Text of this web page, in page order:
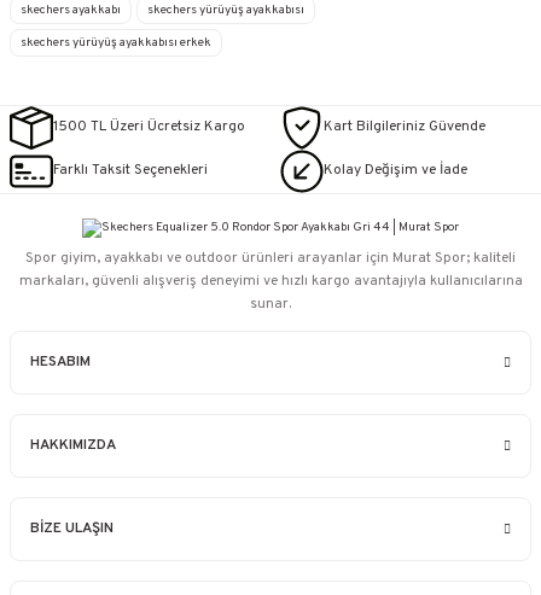
skechers ayakkabı skechers yürüyüş ayakkabısı
skechers yürüyüş ayakkabısı erkek
1500 TL Üzeri Ücretsiz Kargo Kart Bilgileriniz Güvende
Farklı Taksit Seçenekleri Kolay Değişim ve İade
HESABIM
HAKKIMIZDA
BİZE ULAŞIN
Spor giyim, ayakkabı ve outdoor ürünleri arayanlar için Murat Spor; kaliteli
markaları, güvenli alışveriş deneyimi ve hızlı kargo avantajıyla kullanıcılarına
sunar.